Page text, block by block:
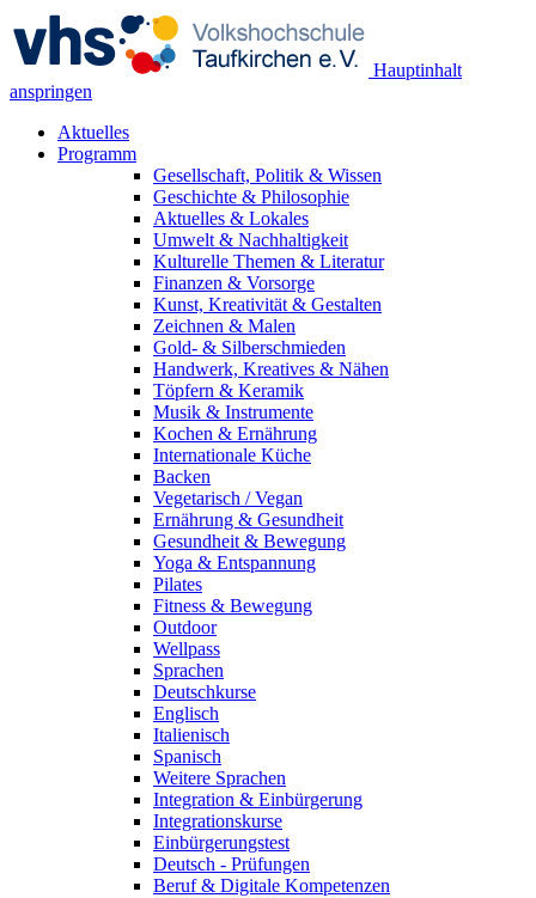
Hauptinhalt
anspringen
Aktuelles
Programm
Gesellschaft, Politik & Wissen
Geschichte & Philosophie
Aktuelles & Lokales
Umwelt & Nachhaltigkeit
Kulturelle Themen & Literatur
Finanzen & Vorsorge
Kunst, Kreativität & Gestalten
Zeichnen & Malen
Gold- & Silberschmieden
Handwerk, Kreatives & Nähen
Töpfern & Keramik
Musik & Instrumente
Kochen & Ernährung
Internationale Küche
Backen
Vegetarisch / Vegan
Ernährung & Gesundheit
Gesundheit & Bewegung
Yoga & Entspannung
Pilates
Fitness & Bewegung
Outdoor
Wellpass
Sprachen
Deutschkurse
Englisch
Italienisch
Spanisch
Weitere Sprachen
Integration & Einbürgerung
Integrationskurse
Einbürgerungstest
Deutsch - Prüfungen
Beruf & Digitale Kompetenzen